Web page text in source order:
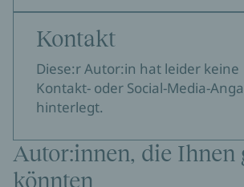
Kontakt
Diese:r Autor:in hat leider keine
Kontakt- oder Social-Media-
hinterlegt.
Autor:innen, die Ihnen
könnten